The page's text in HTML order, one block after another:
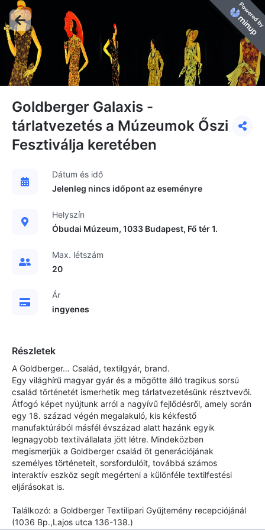
Goldberger Galaxis -
tárlatvezetés a Múzeumok Őszi
Fesztiválja keretében
Dátum és idő
Jelenleg nincs időpont az eseményre
Helyszín
Óbudai Múzeum, 1033 Budapest, Fő tér 1.
Max. létszám
20
Ár
ingyenes
Részletek
A Goldberger… Család, textilgyár, brand.
Egy világhírű magyar gyár és a mögötte álló tragikus sorsú
család történetét ismerhetik meg tárlatvezetésünk résztvevői.
Átfogó képet nyújtunk arról a nagyívű fejlődésről, amely során
egy 18. század végén megalakuló, kis kékfestő
manufaktúrából másfél évszázad alatt hazánk egyik
legnagyobb textilvállalata jött létre. Mindeközben
megismerjük a Goldberger család öt generációjának
személyes történeteit, sorsfordulóit, továbbá számos
interaktív eszköz segít megérteni a különféle textilfestési
eljárásokat is.
Találkozó: a Goldberger Textilipari Gyűjtemény recepciójánál
(1036 Bp.,Lajos utca 136-138.)